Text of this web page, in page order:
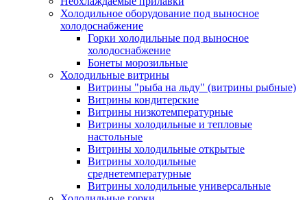
Холодильное оборудование под выносное
холодоснабжение
Горки холодильные под выносное
холодоснабжение
Бонеты морозильные
Холодильные витрины
Витрины "рыба на льду" (витрины рыбные)
Витрины кондитерские
Витрины низкотемпературные
Витрины холодильные и тепловые
настольные
Витрины холодильные открытые
Витрины холодильные
среднетемпературные
Витрины холодильные универсальные